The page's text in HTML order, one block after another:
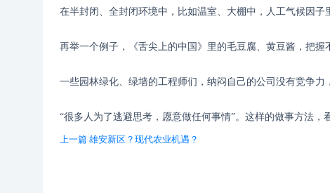
在半封闭、全封闭环境中，比如温室、大棚中，人工气候因
再举一个例子，《舌尖上的中国》里的毛豆腐、黄豆酱，把握
一些园林绿化、绿墙的工程师们，纳闷自己的公司没有竞争
“很多人为了逃避思考，愿意做任何事情”。这样的做事方法，
上一篇 雄安新区？现代农业机遇？